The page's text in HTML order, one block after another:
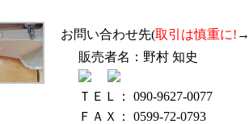
お問い合わせ先(取引は慎重に! →
販売者名：野村 知史
ＴＥＬ： 090-9627-0077
ＦＡＸ： 0599-72-0793